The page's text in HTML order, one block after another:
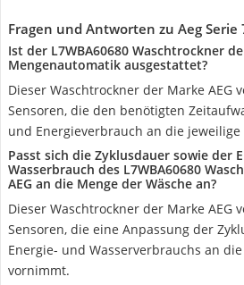
Fragen und Antworten zu Aeg Serie
Ist der L7WBA60680 Waschtrockner
Mengenautomatik ausgestattet?
Dieser Waschtrockner der Marke AEG
Sensoren, die den benötigten
und Energieverbrauch an die jeweilige
Passt sich die Zyklusdauer sowie der
Wasserbrauch des L7WBA60680
AEG an die Menge der Wäsche an?
Dieser Waschtrockner der Marke AEG
Sensoren, die eine Anpassung der
Energie- und Wasserverbrauchs an
vornimmt.